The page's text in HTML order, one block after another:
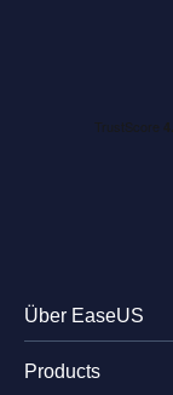
Über EaseUS
Impressum
Products